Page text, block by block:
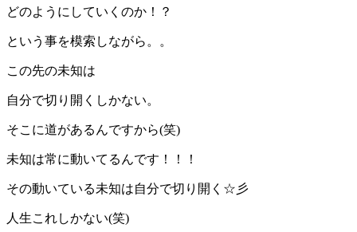
どのようにしていくのか！？
という事を模索しながら。。
この先の未知は
自分で切り開くしかない。
そこに道があるんですから(笑)
未知は常に動いてるんです！！！
その動いている未知は自分で切り開く☆彡
人生これしかない(笑)